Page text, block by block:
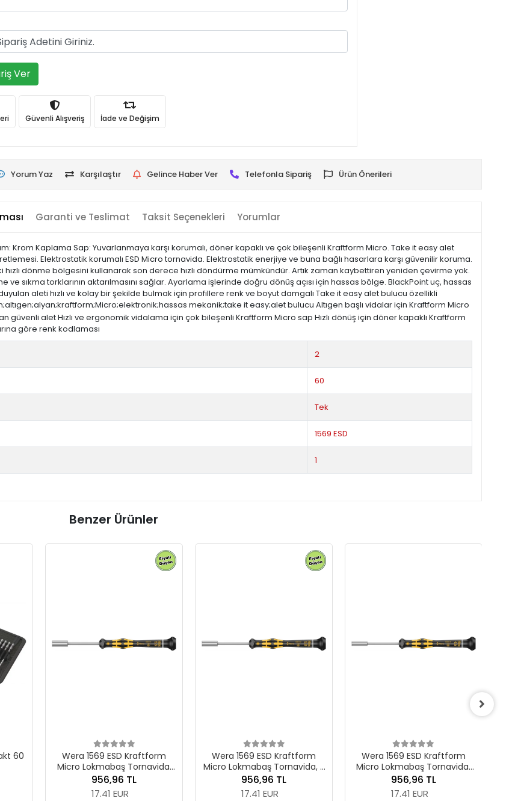
Ver
Güvenli Alışveriş İade ve Değişim
Yorum Yaz Karşılaştır Gelince Haber Ver Telefonla Sipariş Ürün Önerileri
Garanti ve Teslimat Taksit Seçenekleri Yorumlar
Krom Kaplama Sap: Yuvarlanmaya karşı korumalı, döner kapaklı ve çok bileşenli Kraftform Micro. Take it easy alet
Elektrostatik korumalı ESD Micro tornavida. Elektrostatik enerjiye ve buna bağlı hasarlara karşı güvenilir koruma.
hızlı dönme bölgesini kullanarak son derece hızlı döndürme mümkündür. Artık zaman kaybettiren yeniden çevirme yok.
sıkma torklarının aktarılmasını sağlar. Ayarlama işlerinde doğru dönüş açısı için hassas bölge. BlackPoint uç, hassas
aleti hızlı ve kolay bir şekilde bulmak için profillere renk ve boyut damgalı Take it easy alet bulucu özellikli
mekanik;take it easy;alet bulucu Altıgen başlı vidalar için Kraftform Micro
güvenli alet Hızlı ve ergonomik vidalama için çok bileşenli Kraftform Micro sap Hızlı dönüş için döner kapaklı Kraftform
göre renk kodlaması
2
60
Tek
1569 ESD
1
Benzer Ürünler
Wera 1569 ESD Kraftform
Micro Lokmabaş Tornavida, 5
x 60 mm
956,96 TL
17.41 EUR
Wera 1569 ESD Kraftform
Micro Lokmabaş Tornavida,
4.5 x 60 mm
956,96 TL
17.41 EUR
Wera 1569 ESD Kraftform
Micro Lokmabaş Tornavida, 4
Adet
Sepete Ekle